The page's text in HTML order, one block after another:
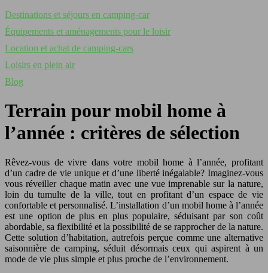
Destinations et séjours en camping-car
Équipements et aménagements pour le loisir
Location et achat de camping-cars
Loisirs en plein air
Blog
Terrain pour mobil home à
l’année : critères de sélection
Rêvez-vous de vivre dans votre mobil home à l’année, profitant
d’un cadre de vie unique et d’une liberté inégalable? Imaginez-vous
vous réveiller chaque matin avec une vue imprenable sur la nature,
loin du tumulte de la ville, tout en profitant d’un espace de vie
confortable et personnalisé. L’installation d’un mobil home à l’année
est une option de plus en plus populaire, séduisant par son coût
abordable, sa flexibilité et la possibilité de se rapprocher de la nature.
Cette solution d’habitation, autrefois perçue comme une alternative
saisonnière de camping, séduit désormais ceux qui aspirent à un
mode de vie plus simple et plus proche de l’environnement.